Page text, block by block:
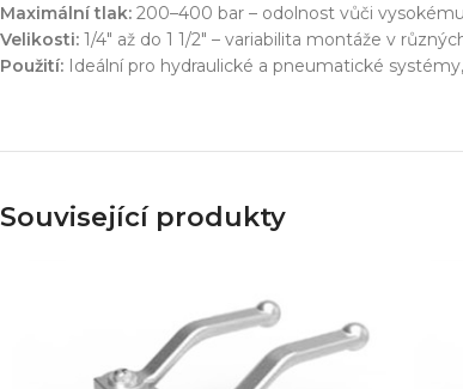
Maximální tlak: 200–400 bar – odolnost vůči
Velikosti: 1/4″ až do 1 1/2″ – variabilita montáže v
Použití: Ideální pro hydraulické a pneumatické
Související produkty